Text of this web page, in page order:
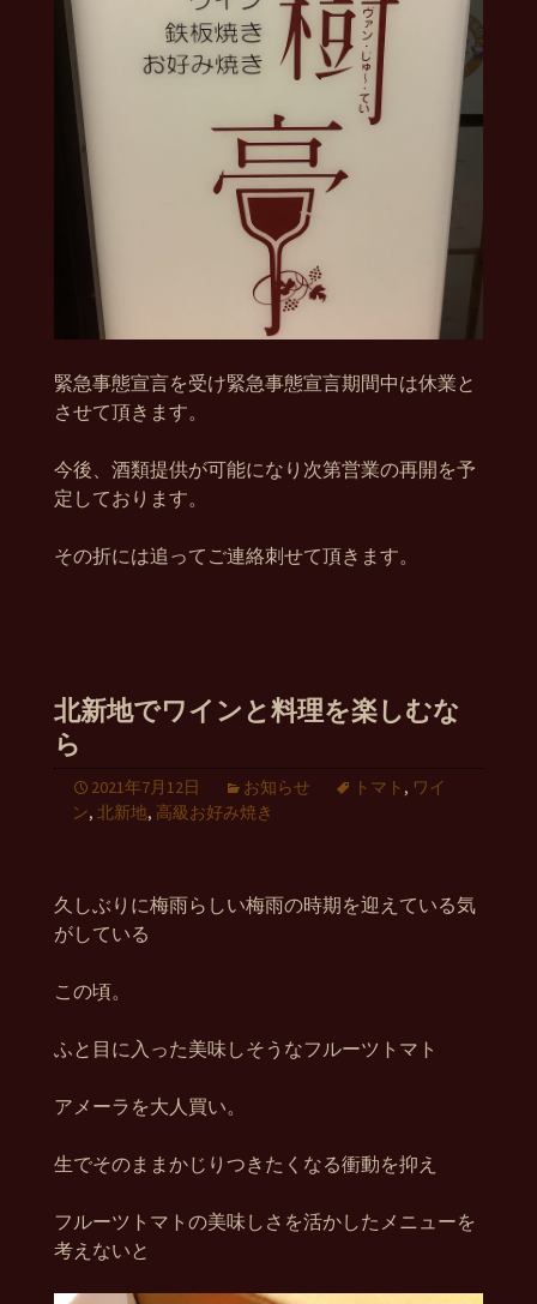
緊急事態宣言を受け緊急事態宣言期間中は休業と
させて頂きます。
今後、酒類提供が可能になり次第営業の再開を予
定しております。
その折には追ってご連絡刺せて頂きます。
北新地でワインと料理を楽しむな
ら
2021年7月12日 お知らせ トマト , ワイ
ン, 北新地, 高級お好み焼き
久しぶりに梅雨らしい梅雨の時期を迎えている気
がしている
この頃。
ふと目に入った美味しそうなフルーツトマト
アメーラを大人買い。
生でそのままかじりつきたくなる衝動を抑え
フルーツトマトの美味しさを活かしたメニューを
考えないと